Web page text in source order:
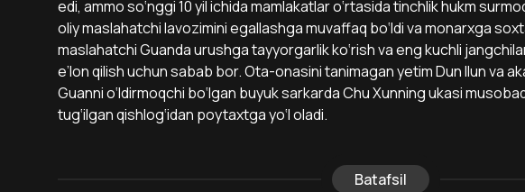
edi, ammo so‘nggi 10 yil ichida mamlakatlar o‘rtasida tinchlik hukm
oliy maslahatchi lavozimini egallashga muvaffaq bo‘ldi va monarxga
maslahatchi Guanda urushga tayyorgarlik ko‘rish va eng kuchli
e’lon qilish uchun sabab bor. Ota-onasini tanimagan yetim Dun Ilun va
Guanni o‘ldirmoqchi bo‘lgan buyuk sarkarda Chu Xunning ukasi
tug‘ilgan qishlog‘idan poytaxtga yo‘l oladi.
Batafsil